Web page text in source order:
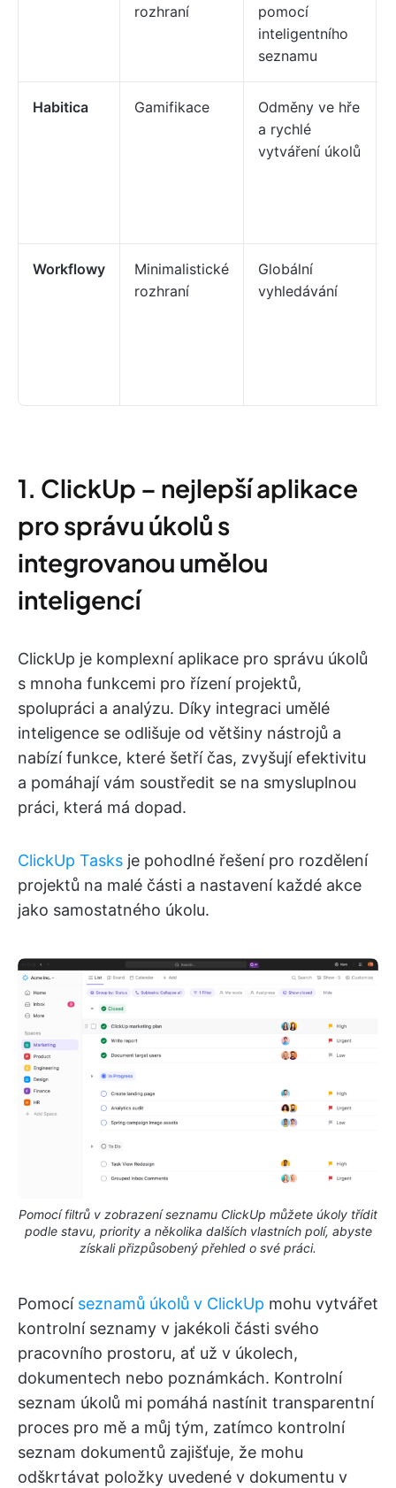
rozhraní
pomocí
inteligentního
seznamu
Habitica Gamifikace
Odměny ve hře
a rychlé
vytváření úkolů
Workflowy
Minimalistické
rozhraní
Globální
vyhledávání
1. ClickUp – nejlepší aplikace
pro správu úkolů s
integrovanou umělou
inteligencí
ClickUp je komplexní aplikace pro správu úkolů
s mnoha funkcemi pro řízení projektů,
spolupráci a analýzu. Díky integraci umělé
inteligence se odlišuje od většiny nástrojů a
nabízí funkce, které šetří čas, zvyšují efektivitu
a pomáhají vám soustředit se na smysluplnou
práci, která má dopad.
ClickUp Tasks je pohodlné řešení pro rozdělení
projektů na malé části a nastavení každé akce
jako samostatného úkolu.
Pomocí filtrů v zobrazení seznamu ClickUp můžete úkoly třídit
podle stavu, priority a několika dalších vlastních polí, abyste
získali přizpůsobený přehled o své práci.
Pomocí seznamů úkolů v ClickUp mohu vytvářet
kontrolní seznamy v jakékoli části svého
pracovního prostoru, ať už v úkolech,
dokumentech nebo poznámkách. Kontrolní
seznam úkolů mi pomáhá nastínit transparentní
proces pro mě a můj tým, zatímco kontrolní
seznam dokumentů zajišťuje, že mohu
odškrtávat položky uvedené v dokumentu v